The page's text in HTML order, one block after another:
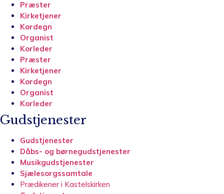
Præster
Kirketjener
Kordegn
Organist
Korleder
Præster
Kirketjener
Kordegn
Organist
Korleder
Gudstjenester
Gudstjenester
Dåbs- og børnegudstjenester
Musikgudstjenester
Sjælesorgssamtale
Prædikener i Kastelskirken